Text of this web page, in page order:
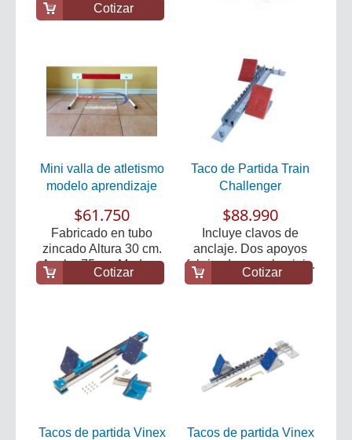
Cotizar
Mini valla de atletismo
modelo aprendizaje
$61.750
Fabricado en tubo
zincado Altura 30 cm.
Ancho 75 cm Mader...
Cotizar
Taco de Partida Train
Challenger
$88.990
Incluye clavos de
anclaje. Dos apoyos
fabricados en alumini...
Cotizar
Tacos de partida Vinex
Tacos de partida Vinex